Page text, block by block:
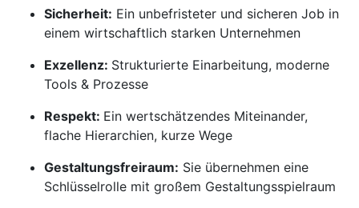
Sicherheit: Ein unbefristeter und sicheren Job in
einem wirtschaftlich starken Unternehmen
Exzellenz: Strukturierte Einarbeitung, moderne
Tools & Prozesse
Respekt: Ein wertschätzendes Miteinander,
flache Hierarchien, kurze Wege
Gestaltungsfreiraum: Sie übernehmen eine
Schlüsselrolle mit großem Gestaltungsspielraum